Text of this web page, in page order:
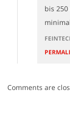
bis
Comments are